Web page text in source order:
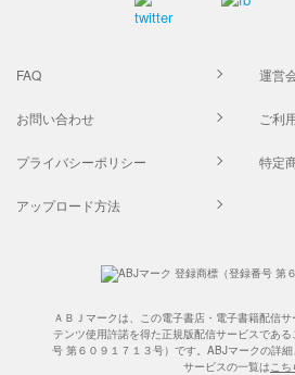
FAQ 運営
お問い合わせ ご利
プライバシーポリシー 特定
アップロード方法
ＡＢＪマークは、この電子書店・電子書籍配信
テンツ使用許諾を得た正規版配信サービスであ
号 第６０９１７１３号）です。ABJマークの詳
サービスの一覧はこち